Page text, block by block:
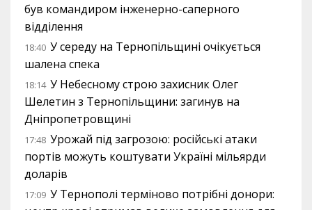
був командиром інженерно-саперного
відділення
18:40 У середу на Тернопільщині очікується
шалена спека
18:14 У Небесному строю захисник Олег
Шелетин з Тернопільщини: загинув на
Дніпропетровщині
17:48 Урожай під загрозою: російські атаки
портів можуть коштувати Україні мільярди
доларів
17:09 У Тернополі терміново потрібні донори: